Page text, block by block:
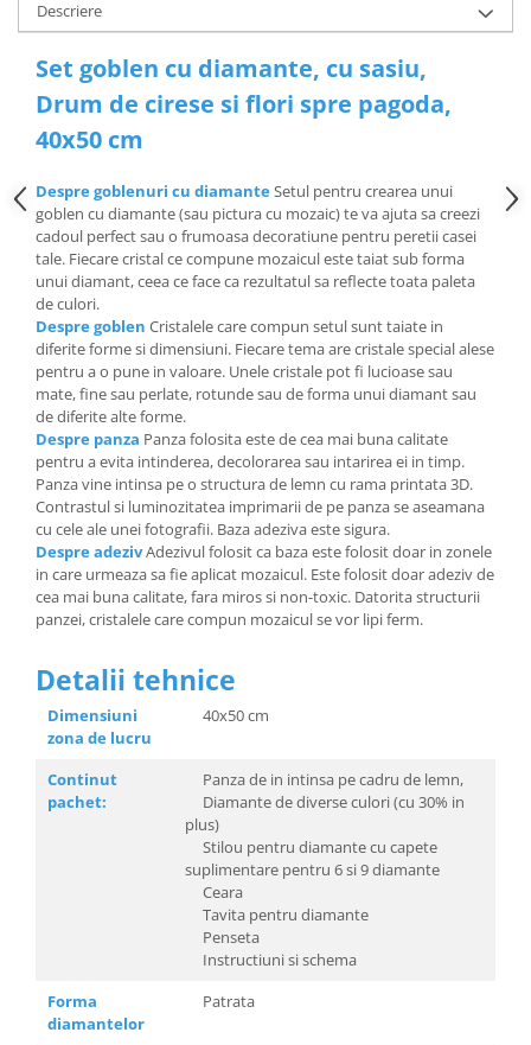
Descriere
Set goblen cu diamante, cu sasiu,
Drum de cirese si flori spre pagoda,
40x50 cm
Despre goblenuri cu diamanteSetul pentru crearea unui
goblen cu diamante (sau pictura cu mozaic) te va ajuta sa creezi
cadoul perfect sau o frumoasa decoratiune pentru peretii casei
tale. Fiecare cristal ce compune mozaicul este taiat sub forma
unui diamant, ceea ce face ca rezultatul sa reflecte toata paleta
de culori.
Despre goblen Cristalele care compun setul sunt taiate in
diferite forme si dimensiuni. Fiecare tema are cristale special alese
pentru a o pune in valoare. Unele cristale pot fi lucioase sau
mate, fine sau perlate, rotunde sau de forma unui diamant sau
de diferite alte forme.
Despre panza Panza folosita este de cea mai buna calitate
pentru a evita intinderea, decolorarea sau intarirea ei in timp.
Panza vine intinsa pe o structura de lemn cu rama printata 3D.
Contrastul si luminozitatea imprimarii de pe panza se aseamana
cu cele ale unei fotografii. Baza adeziva este sigura.
Despre adezivAdezivul folosit ca baza este folosit doar in zonele
in care urmeaza sa fie aplicat mozaicul. Este folosit doar adeziv de
cea mai buna calitate, fara miros si non-toxic. Datorita structurii
panzei, cristalele care compun mozaicul se vor lipi ferm.
Detalii tehnice
Dimensiuni
zona de lucru
40x50 cm
Continut
pachet:
Panza de in intinsa pe cadru de lemn,
Diamante de diverse culori (cu 30% in
plus)
Stilou pentru diamante cu capete
suplimentare pentru 6 si 9 diamante
Ceara
Tavita pentru diamante
Penseta
Instructiuni si schema
Forma
diamantelor
Patrata